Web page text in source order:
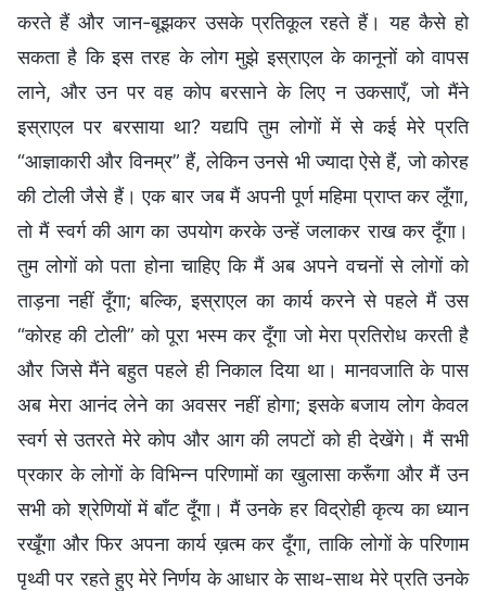
करते हैं और जान-बूझकर उसके प्रतिकूल रहते हैं। यह कैसे हो
सकता है कि इस तरह के लोग मुझे इस्राएल के कानूनों को वापस
लाने, और उन पर वह कोप बरसाने के लिए न उकसाएँ, जो मैंने
इस्राएल पर बरसाया था? यद्यपि तुम लोगों में से कई मेरे प्रति
“आज्ञाकारी और विनम्र” हैं, लेकिन उनसे भी ज्यादा ऐसे हैं, जो कोरह
की टोली जैसे हैं। एक बार जब मैं अपनी पूर्ण महिमा प्राप्त कर लूँगा,
तो मैं स्वर्ग की आग का उपयोग करके उन्हें जलाकर राख कर दूँगा।
तुम लोगों को पता होना चाहिए कि मैं अब अपने वचनों से लोगों को
ताड़ना नहीं दूँगा; बल्कि, इस्राएल का कार्य करने से पहले मैं उस
“कोरह की टोली” को पूरा भस्म कर दूँगा जो मेरा प्रतिरोध करती है
और जिसे मैंने बहुत पहले ही निकाल दिया था। मानवजाति के पास
अब मेरा आनंद लेने का अवसर नहीं होगा; इसके बजाय लोग केवल
स्वर्ग से उतरते मेरे कोप और आग की लपटों को ही देखेंगे। मैं सभी
प्रकार के लोगों के विभिन्न परिणामों का खुलासा करूँगा और मैं उन
सभी को श्रेणियों में बाँट दूँगा। मैं उनके हर विद्रोही कृत्य का ध्यान
रखूँगा और फिर अपना कार्य ख़त्म कर दूँगा, ताकि लोगों के परिणाम
पृथ्वी पर रहते हुए मेरे निर्णय के आधार के साथ-साथ मेरे प्रति उनके